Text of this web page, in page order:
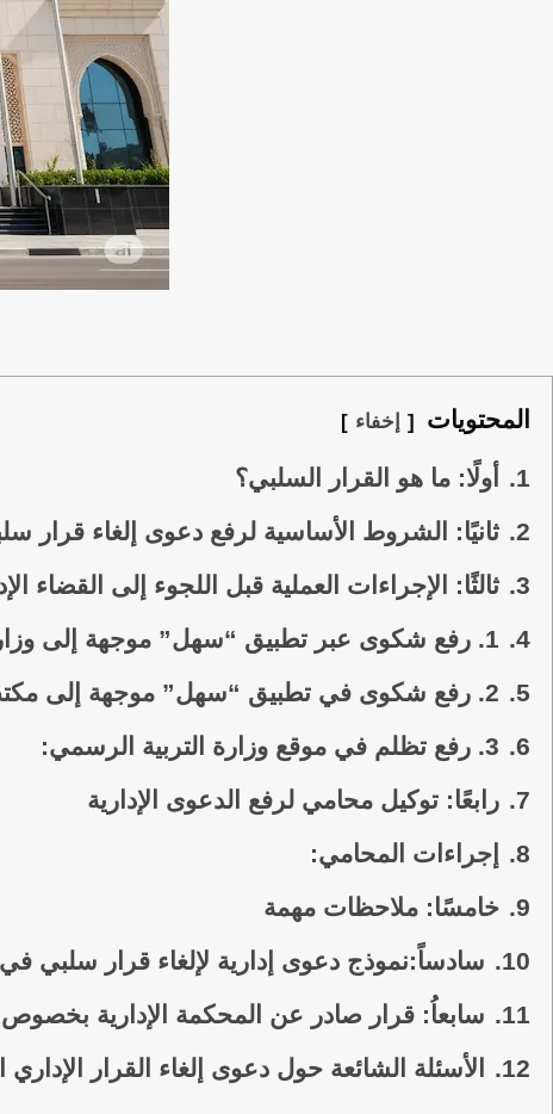
المحتويات إخفاء
1.
أولًا: ما هو القرار السلبي؟
2.
ثانيًا: الشروط الأساسية لرفع دعوى إلغاء قرار
3.
ثالثًا: الإجراءات العملية قبل اللجوء إلى القضاء
4.
1. رفع شكوى عبر تطبيق “سهل” موجهة إلى وزارة التربية:
5.
2. رفع شكوى في تطبيق “سهل” موجهة إلى مكتب مجلس الوزراء:
6.
3. رفع تظلم في موقع وزارة التربية الرسمي:
7.
رابعًا: توكيل محامي لرفع الدعوى الإدارية
8.
إجراءات المحامي:
9.
خامسًا: ملاحظات مهمة
10.
سادساً:نموذج دعوى إدارية لإلغاء قرار سلبي في
11.
سابعاُ: قرار صادر عن المحكمة الإدارية بخصوص
12.
الأسئلة الشائعة حول دعوى إلغاء القرار